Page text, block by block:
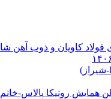
کاویان و ذوب آهن
همایش رونیکا پالاس-